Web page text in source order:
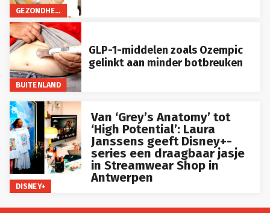
GEZONDHEID
BUITENLAND
GLP-1-middelen zoals Ozempic
gelinkt aan minder botbreuken
DISNEY+
Van ‘Grey’s Anatomy’ tot
‘High Potential’: Laura
Janssens geeft Disney+-
series een draagbaar jasje
in Streamwear Shop in
Antwerpen